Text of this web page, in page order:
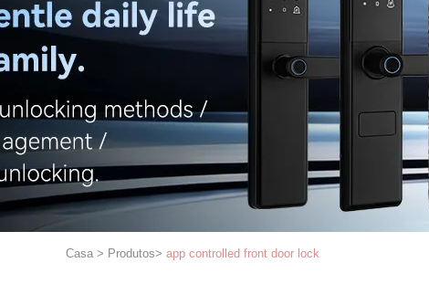
Casa > Produtos> app controlled front door lock